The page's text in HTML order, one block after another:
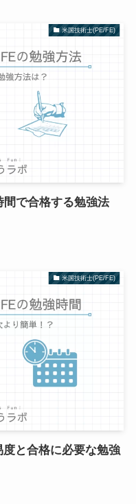
米国技術士(PE/FE)
で合格する勉強法
米国技術士(PE/FE)
と合格に必要な勉強